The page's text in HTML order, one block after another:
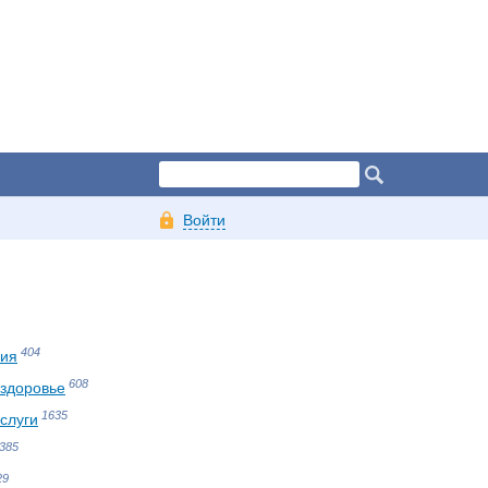
Войти
404
608
1635
385